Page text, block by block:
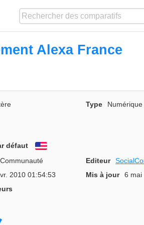
Alexa France
Type
Numérique
défaut
Communauté Editeur
2010 01:54:53 Mis à jour
6 mai